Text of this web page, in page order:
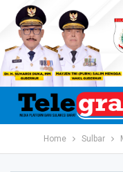
Home Sulbar